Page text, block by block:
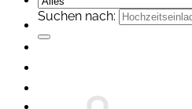
Suchen nach: